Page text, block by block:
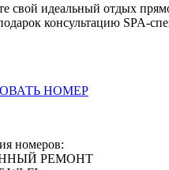
свой идеальный отдых
консультацию SPA-
НОМЕР
номеров:
РЕМОНТ